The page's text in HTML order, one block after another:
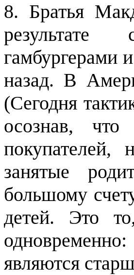
8. Братья
результате
гамбургерами
назад. В
(Сегодня
осознав,
покупателей,
занятые
большому
детей. Это
являются